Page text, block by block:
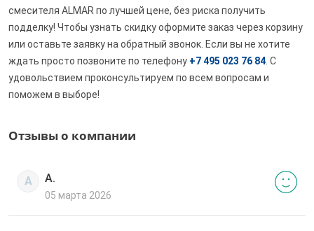
смесителя ALMAR по лучшей цене, без риска получить
подделку! Чтобы узнать скидку оформите заказ через корзину
или оставьте заявку на обратный звонок. Если вы не хотите
ждать просто позвоните по телефону +7 495 023 76 84 . С
удовольствием проконсультируем по всем вопросам и
поможем в выборе!
Отзывы о компании
А А.
05 марта 2026